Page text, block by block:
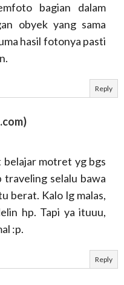
bagian dalam
obyek yang sama
hasil fotonya pasti
Reply
motret yg bgs
traveling selalu bawa
berat. Kalo lg malas,
hp. Tapi ya ituuu,
:p.
Reply